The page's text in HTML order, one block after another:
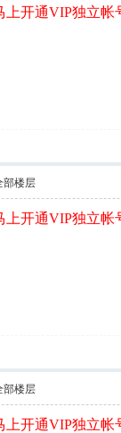
开通VIP独立
部楼层
开通VIP独立
部楼层
开通VIP独立